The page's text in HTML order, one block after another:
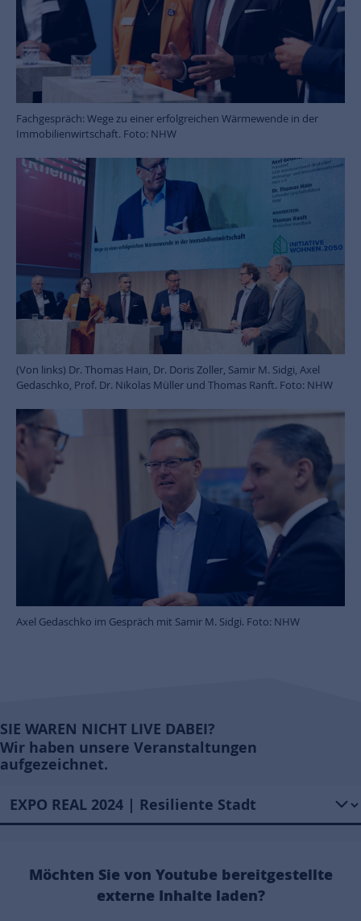
Fachgespräch: Wege zu einer erfolgreichen Wärmewende in der
Immobilienwirtschaft. Foto: NHW
(Von links) Dr. Thomas Hain, Dr. Doris Zoller, Samir M. Sidgi, Axel
Gedaschko, Prof. Dr. Nikolas Müller und Thomas Ranft. Foto: NHW
Axel Gedaschko im Gespräch mit Samir M. Sidgi. Foto: NHW
SIE WAREN NICHT LIVE DABEI?
Wir haben unsere Veranstaltungen
aufgezeichnet.
Möchten Sie von Youtube bereitgestellte
externe Inhalte laden?